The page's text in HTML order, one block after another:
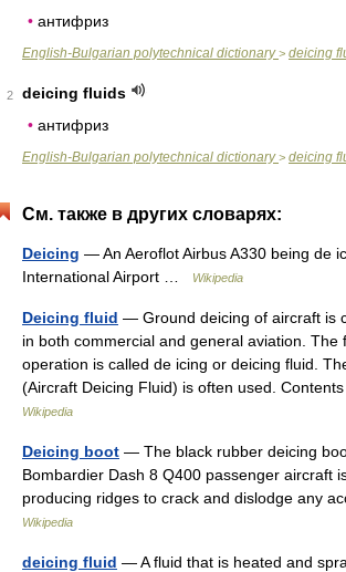
• антифриз
English-Bulgarian polytechnical dictionary> deicing
2
deicing fluids
• антифриз
English-Bulgarian polytechnical dictionary> deicing
См. также в других словарях:
Deicing — An Aeroflot Airbus A330 being de
International Airport …
Wikipedia
Deicing fluid — Ground deicing of aircraft is
in both commercial and general aviation. The
operation is called de icing or deicing fluid.
(Aircraft Deicing Fluid) is often used.
Wikipedia
Deicing boot — The black rubber deicing
Bombardier Dash 8 Q400 passenger aircraft
producing ridges to crack and dislodge any
Wikipedia
deicing fluid — A fluid that is heated and